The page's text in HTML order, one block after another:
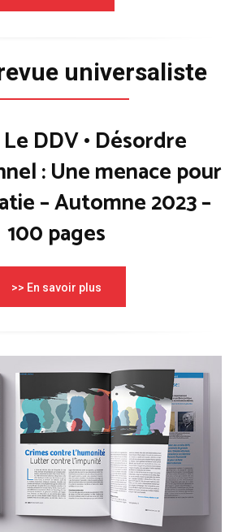
universaliste
Le DDV • Désordre
: Une menace pour
– Automne 2023 –
100 pages
>> En savoir plus